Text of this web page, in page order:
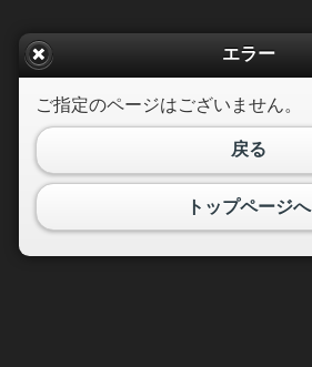
エラー
ご指定のページはございません。
戻る
トップページへ